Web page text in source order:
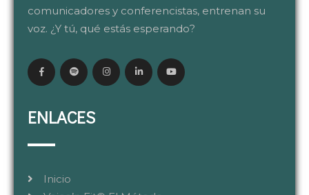
comunicadores y conferencistas, entrenan su
voz. ¿Y tú, qué estás esperando?
ENLACES
Inicio